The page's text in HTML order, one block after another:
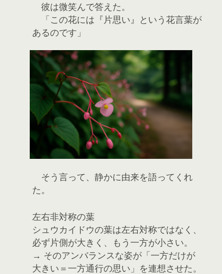
彼は微笑んで答えた。
「この花には『片思い』という花言葉が
あるのです」
そう言って、静かに由来を語ってくれ
た。
左右非対称の葉
シュウカイドウの葉は左右対称ではなく、
必ず片側が大きく、もう一方が小さい。
→ そのアンバランスな姿が「一方だけが
大きい＝一方通行の思い」を連想させた。